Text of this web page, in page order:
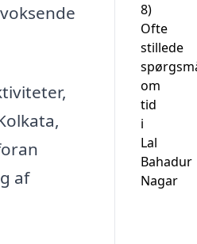
af
8)
Ofte
stillede
om
tid
i
Lal
Bahadur
Nagar